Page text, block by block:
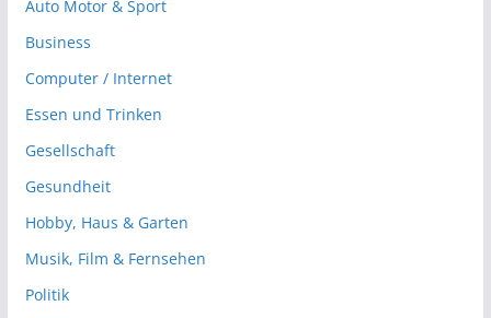
Auto Motor & Sport
Business
Computer / Internet
Essen und Trinken
Gesellschaft
Gesundheit
Hobby, Haus & Garten
Musik, Film & Fernsehen
Politik